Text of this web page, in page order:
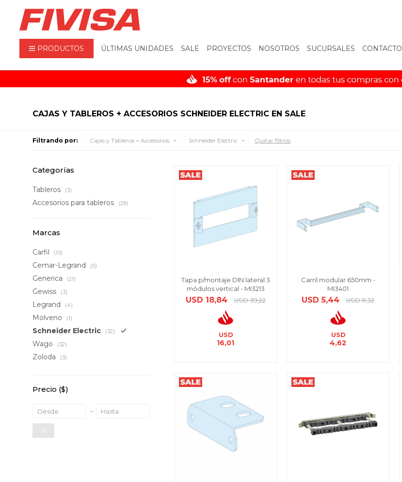
PRODUCTOS ÚLTIMAS UNIDADES SALE PROYECTOS NOSOTROS SUCURSALES CONTACTO
CAJAS Y TABLEROS + ACCESORIOS SCHNEIDER ELECTRIC EN SALE
Filtrando por: Cajas y Tableros + Accesorios Schneider Electric Quitar filtros
Tapa p/montaje DIN lateral 3
módulos vertical - MI3213
USD 18,84 USD 39,22
USD
16,01
Carril modular 650mm -
MI3401
USD 5,44 USD 11,32
USD
4,62
Categorías
Tableros (3)
Accesorios para tableros (29)
Marcas
Carfil (13)
Cemar-Legrand (5)
Generica (21)
Gewiss (3)
Legrand (4)
Molveno (1)
Schneider Electric (32)
Wago (32)
Zoloda (3)
Precio ($)
OK